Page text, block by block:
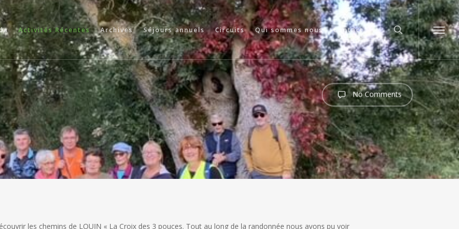
Activités Récentes Archives Séjours annuels Circuits Qui sommes nous Contact
search
Menu
No Comments
les chemins de LOUIN « La Croix des 3 pouces. Tout au long de la randonnée nous avons pu voir